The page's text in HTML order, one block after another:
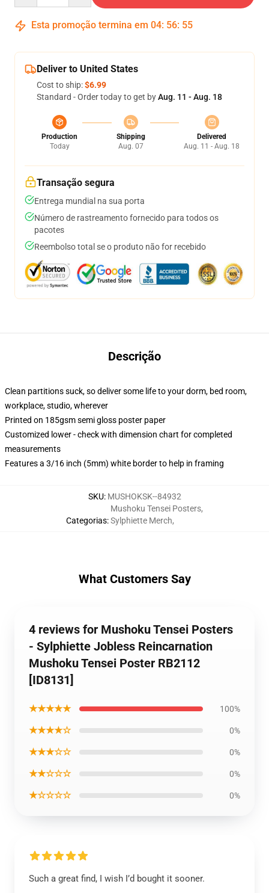
Esta promoção termina em 04: 56: 54
Deliver to United States
Cost to ship:$6.99
Standard - Order today to get byAug. 11 - Aug. 18
Production
Today
Shipping
Aug. 07
Delivered
Aug. 11 - Aug. 18
Transação segura
Entrega mundial na sua porta
Número de rastreamento fornecido para todos os
pacotes
Reembolso total se o produto não for recebido
Descrição
Clean partitions suck, so deliver some life to your dorm, bed room,
workplace, studio, wherever
Printed on 185gsm semi gloss poster paper
Customized lower - check with dimension chart for completed
measurements
Features a 3/16 inch (5mm) white border to help in framing
SKU: MUSHOKSK--84932
Categorias:
Mushoku Tensei Posters,
Sylphiette Merch,
What Customers Say
4 reviews for Mushoku Tensei Posters
- Sylphiette Jobless Reincarnation
Mushoku Tensei Poster RB2112
[ID8131]
★★★★★ 100%
★★★★☆ 0%
★★★☆☆ 0%
★★☆☆☆ 0%
★☆☆☆☆ 0%
Such a great find, I wish I’d bought it sooner.